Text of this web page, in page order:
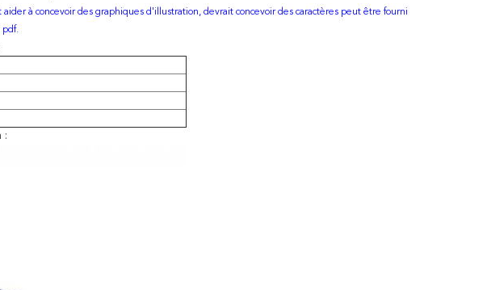
aider à concevoir des graphiques d'illustration, devrait concevoir des caractères peut être fourni
pdf.
: